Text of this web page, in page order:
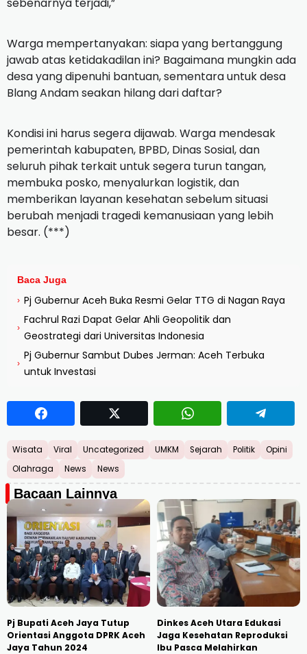
Warga mempertanyakan: siapa yang bertanggung
jawab atas ketidakadilan ini? Bagaimana mungkin ada
desa yang dipenuhi bantuan, sementara untuk desa
Blang Andam seakan hilang dari daftar?
Kondisi ini harus segera dijawab. Warga mendesak
pemerintah kabupaten, BPBD, Dinas Sosial, dan
seluruh pihak terkait untuk segera turun tangan,
membuka posko, menyalurkan logistik, dan
memberikan layanan kesehatan sebelum situasi
berubah menjadi tragedi kemanusiaan yang lebih
besar. (***)
Baca Juga
› Pj Gubernur Aceh Buka Resmi Gelar TTG di Nagan Raya
›
Fachrul Razi Dapat Gelar Ahli Geopolitik dan
Geostrategi dari Universitas Indonesia
›
Pj Gubernur Sambut Dubes Jerman: Aceh Terbuka
untuk Investasi
Wisata Viral Uncategorized UMKM Sejarah Politik
Opini
Olahraga
News News
Bacaan Lainnya
Pj Bupati Aceh Jaya Tutup
Orientasi Anggota DPRK Aceh
Jaya Tahun 2024
Dinkes Aceh Utara Edukasi
Jaga Kesehatan Reproduksi
Ibu Pasca Melahirkan